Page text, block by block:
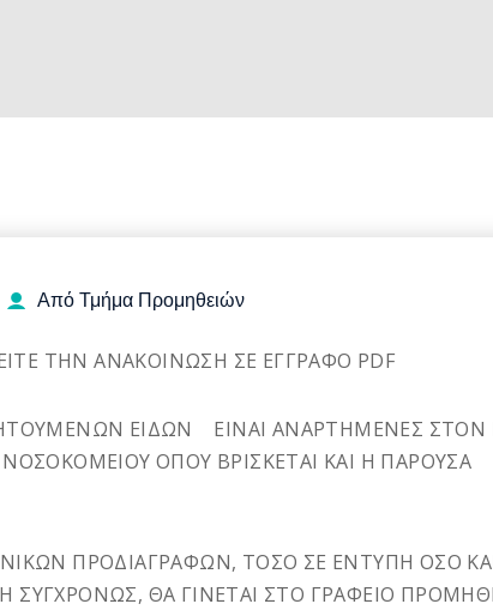
Από Τμήμα Προμηθειών
ΤΗΝ ΑΝΑΚΟΙΝΩΣΗ ΣΕ ΕΓΓΡΑΦΟ PDF
ΕΙΔΩΝ ΕΙΝΑΙ ΑΝΑΡΤΗΜΕΝΕΣ ΣΤΟΝ
ΟΠΟΥ ΒΡΙΣΚΕΤΑΙ ΚΑΙ Η ΠΑΡΟΥΣΑ
ΠΡΟΔΙΑΓΡΑΦΩΝ, ΤΟΣΟ ΣΕ ΕΝΤΥΠΗ ΟΣΟ
ΣΥΓΧΡΟΝΩΣ, ΘΑ ΓΙΝΕΤΑΙ ΣΤΟ ΓΡΑΦΕΙΟ